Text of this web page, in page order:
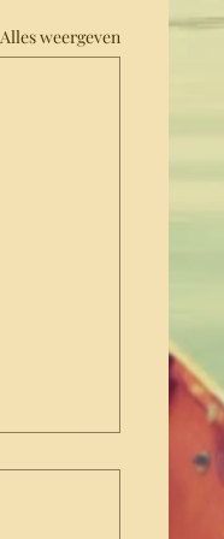
Alles weergeven